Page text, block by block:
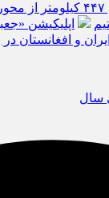
اپلیکیشن
و افغانستان